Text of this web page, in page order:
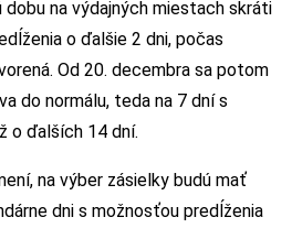
dobu na výdajných miestach skráti
o ďalšie 2 dni, počas
Od 20. decembra sa potom
do normálu, teda na 7 dní s
o ďalších 14 dní.
na výber zásielky budú mať
dni s možnosťou predĺženia